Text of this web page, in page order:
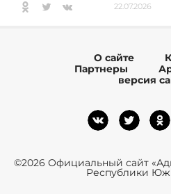
22.07.2026
О сайте
Партнеры
версия
©2026 Официальный сайт
Республики